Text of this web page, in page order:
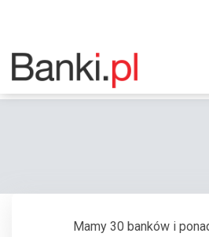
Strona główna
Bankomat eCard, Łuków, Przemysłowa
Mamy 30 banków i